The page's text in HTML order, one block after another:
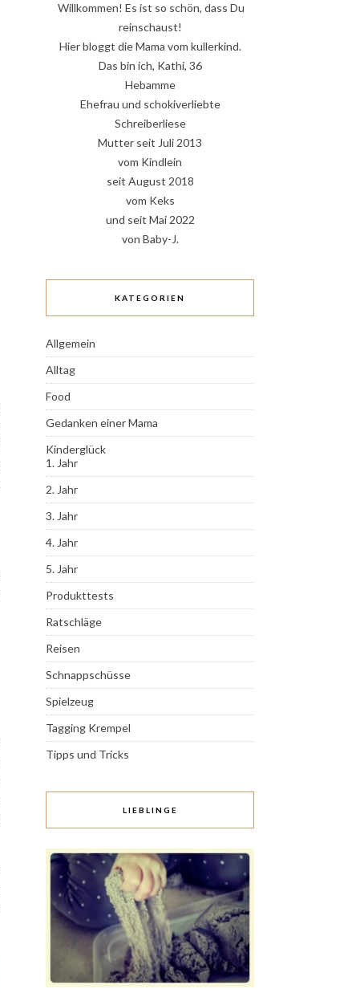
Willkommen! Es ist so schön, dass Du
reinschaust!
Hier bloggt die Mama vom kullerkind.
Das bin ich, Kathi, 36
Hebamme
Ehefrau und schokiverliebte
Schreiberliese
Mutter seit Juli 2013
vom Kindlein
seit August 2018
vom Keks
und seit Mai 2022
von Baby-J.
KATEGORIEN
Allgemein
Alltag
Food
Gedanken einer Mama
Kinderglück
1. Jahr
2. Jahr
3. Jahr
4. Jahr
5. Jahr
Produkttests
Ratschläge
Reisen
Schnappschüsse
Spielzeug
Tagging Krempel
Tipps und Tricks
LIEBLINGE